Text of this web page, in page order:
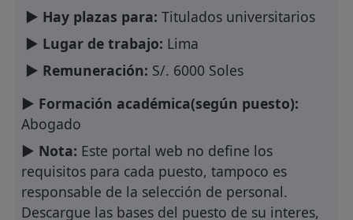
► Hay plazas para: Titulados universitarios
► Lugar de trabajo: Lima
► Remuneración: S/. 6000 Soles
► Formación académica(según puesto):
Abogado
► Nota: Este portal web no define los
requisitos para cada puesto, tampoco es
responsable de la selección de personal.
Descargue las bases del puesto de su interes,